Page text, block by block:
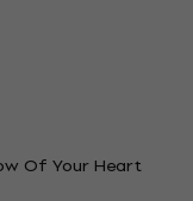
Of Your Heart